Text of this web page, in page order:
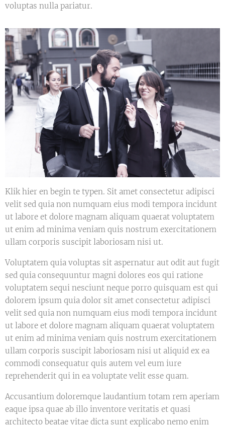
voluptas nulla pariatur.
Klik hier en begin te typen. Sit amet consectetur adipisci
velit sed quia non numquam eius modi tempora incidunt
ut labore et dolore magnam aliquam quaerat voluptatem
ut enim ad minima veniam quis nostrum exercitationem
ullam corporis suscipit laboriosam nisi ut.
Voluptatem quia voluptas sit aspernatur aut odit aut fugit
sed quia consequuntur magni dolores eos qui ratione
voluptatem sequi nesciunt neque porro quisquam est qui
dolorem ipsum quia dolor sit amet consectetur adipisci
velit sed quia non numquam eius modi tempora incidunt
ut labore et dolore magnam aliquam quaerat voluptatem
ut enim ad minima veniam quis nostrum exercitationem
ullam corporis suscipit laboriosam nisi ut aliquid ex ea
commodi consequatur quis autem vel eum iure
reprehenderit qui in ea voluptate velit esse quam.
Accusantium doloremque laudantium totam rem aperiam
eaque ipsa quae ab illo inventore veritatis et quasi
architecto beatae vitae dicta sunt explicabo nemo enim